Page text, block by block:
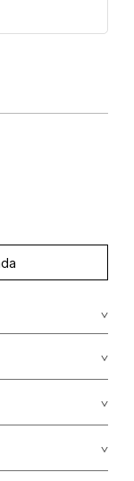
15% 85.00%
sueltan
y American